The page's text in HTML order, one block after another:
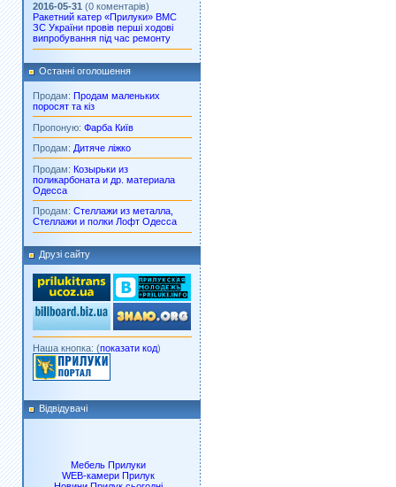
2016-05-31 (0 коментарів)
Ракетний катер «Прилуки» ВМС
ЗС України провів перші ходові
випробування під час ремонту
Останні оголошення
Продам: Продам маленьких
поросят та кіз
Пропоную: Фарба Київ
Продам: Дитяче ліжко
Продам: Козырьки из
поликарбоната и др. материала
Одесса
Продам: Стеллажи из металла,
Стеллажи и полки Лофт Одесса
Друзі сайту
Наша кнопка: (показати код)
Відвідувачі
Мебель Прилуки
WEB-камери Прилук